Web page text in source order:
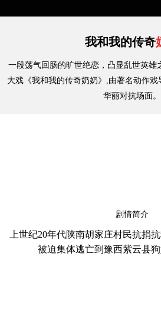
我和我的传奇
一段荡气回肠的旷世绝恋，凸显乱世英雄
大戏《我和我的传奇奶奶》,由著名动作
华丽对抗场面。
剧情简介
上世纪20年代陕南胡家庄村民抗捐
被迫集体逃亡到豫西紫云县